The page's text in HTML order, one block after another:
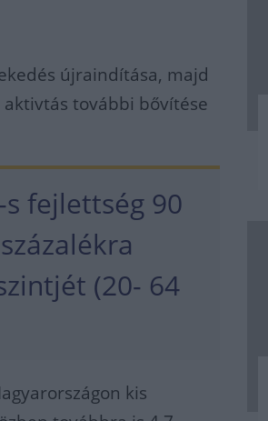
újraindítása, majd
további bővítése
fejlettség 90
(20- 64
kis